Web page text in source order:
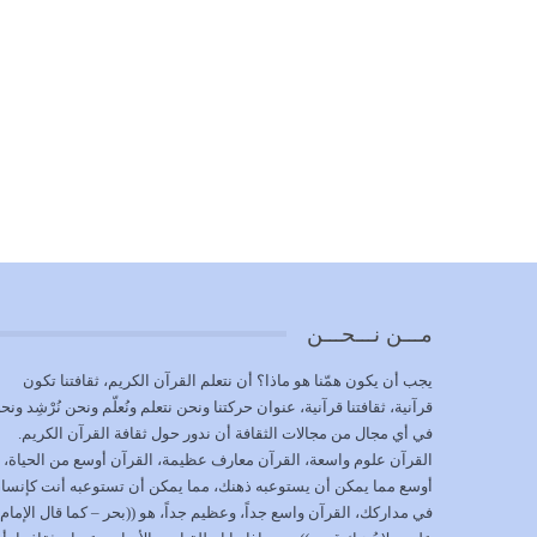
مـــن نـــحـــن
يجب أن يكون همّنا هو ماذا؟ أن نتعلم القرآن الكريم، ثقافتنا تكون
قرآنية، ثقافتنا قرآنية، عنوان حركتنا ونحن نتعلم ونُعلّم ونحن نُرْشِد
في أي مجال من مجالات الثقافة أن ندور حول ثقافة القرآن الكريم.
القرآن علوم واسعة، القرآن معارف عظيمة، القرآن أوسع من الحياة،
أوسع مما يمكن أن يستوعبه ذهنك، مما يمكن أن تستوعبه أنت
في مداركك، القرآن واسع جداً، وعظيم جداً، هو ((بحر – كما قال الإمام